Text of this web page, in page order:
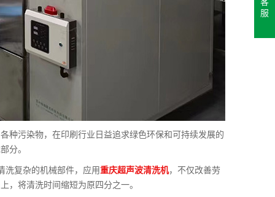
种污染物，在印刷行业日益追求绿色环保和可持续发展的
分。
洗复杂的机械部件，应用重庆超声波清洗机，不仅改善劳
，将清洗时间缩短为原四分之一。
服